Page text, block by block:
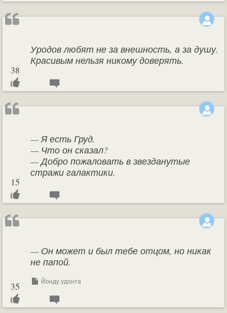
Уродов любят не за внешность, а за душу.
Красивым нельзя никому доверять.
38
— Я есть Груд.
— Что он сказал?
— Добро пожаловать в звезданутые
стражи галактики.
15
— Он может и был тебе отцом, но никак
не папой.
Йонду удонта
35